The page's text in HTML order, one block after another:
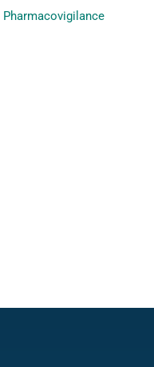
Pharmacovigilance